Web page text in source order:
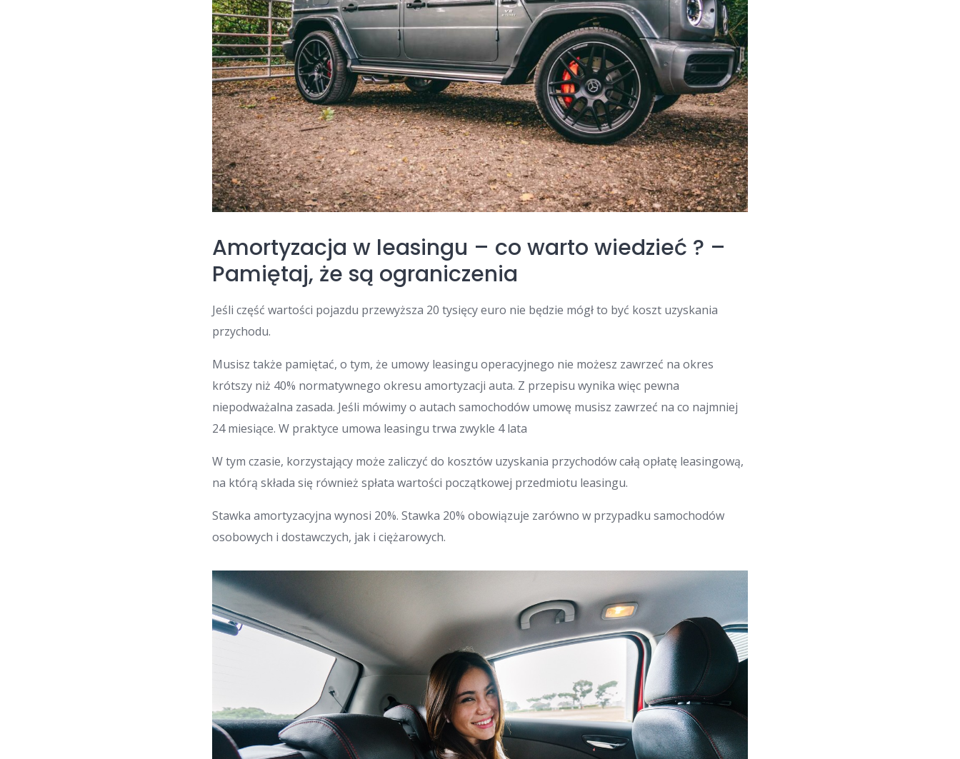
Amortyzacja w leasingu – co warto wiedzieć ? –
Pamiętaj, że są ograniczenia
Jeśli część wartości pojazdu przewyższa 20 tysięcy euro nie będzie mógł to być koszt uzyskania
przychodu.
Musisz także pamiętać, o tym, że umowy leasingu operacyjnego nie możesz zawrzeć na okres
krótszy niż 40% normatywnego okresu amortyzacji auta. Z przepisu wynika więc pewna
niepodważalna zasada. Jeśli mówimy o autach samochodów umowę musisz zawrzeć na co najmniej
24 miesiące. W praktyce umowa leasingu trwa zwykle 4 lata
W tym czasie, korzystający może zaliczyć do kosztów uzyskania przychodów całą opłatę leasingową,
na którą składa się również spłata wartości początkowej przedmiotu leasingu.
Stawka amortyzacyjna wynosi 20%. Stawka 20% obowiązuje zarówno w przypadku samochodów
osobowych i dostawczych, jak i ciężarowych.